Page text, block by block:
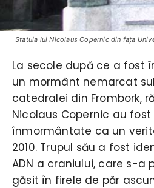
Statuia lui Nicolaus Copernic din faţa
La secole după ce a fost
un mormânt nemarcat
catedralei din Frombork,
Nicolaus Copernic au
înmormântate ca un
2010. Trupul său a fost
ADN a craniului, care s-a
găsit în firele de păr